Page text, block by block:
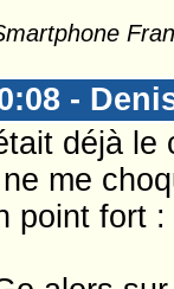
-
déjà
me
point fort